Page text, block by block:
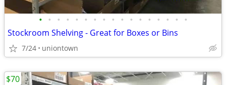
• • • • • • • • • • • • • • • • •
Stockroom Shelving - Great for Boxes or Bins
7/24 uniontown
$70